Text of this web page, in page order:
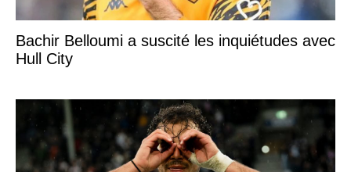
Bachir Belloumi a suscité les inquiétudes avec
Hull City